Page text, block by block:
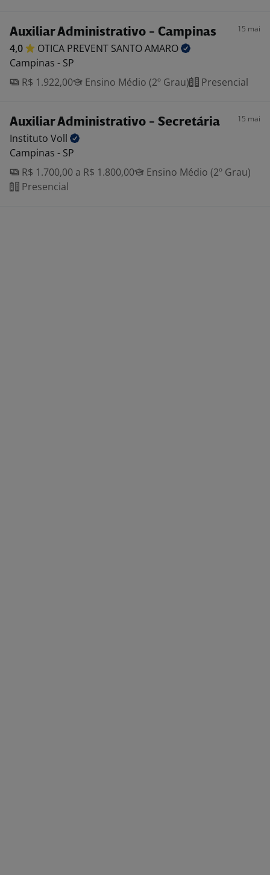
Auxiliar Administrativo - Campinas 15 mai
4,0 OTICA PREVENT SANTOAMARO
Campinas - SP
R$ 1.922,00
Ensino Médio (2º Grau) Presencial
Auxiliar Administrativo - Secretária 15 mai
Instituto Voll
Campinas - SP
R$ 1.700,00 a R$ 1.800,00
Ensino Médio (2º Grau)
Presencial